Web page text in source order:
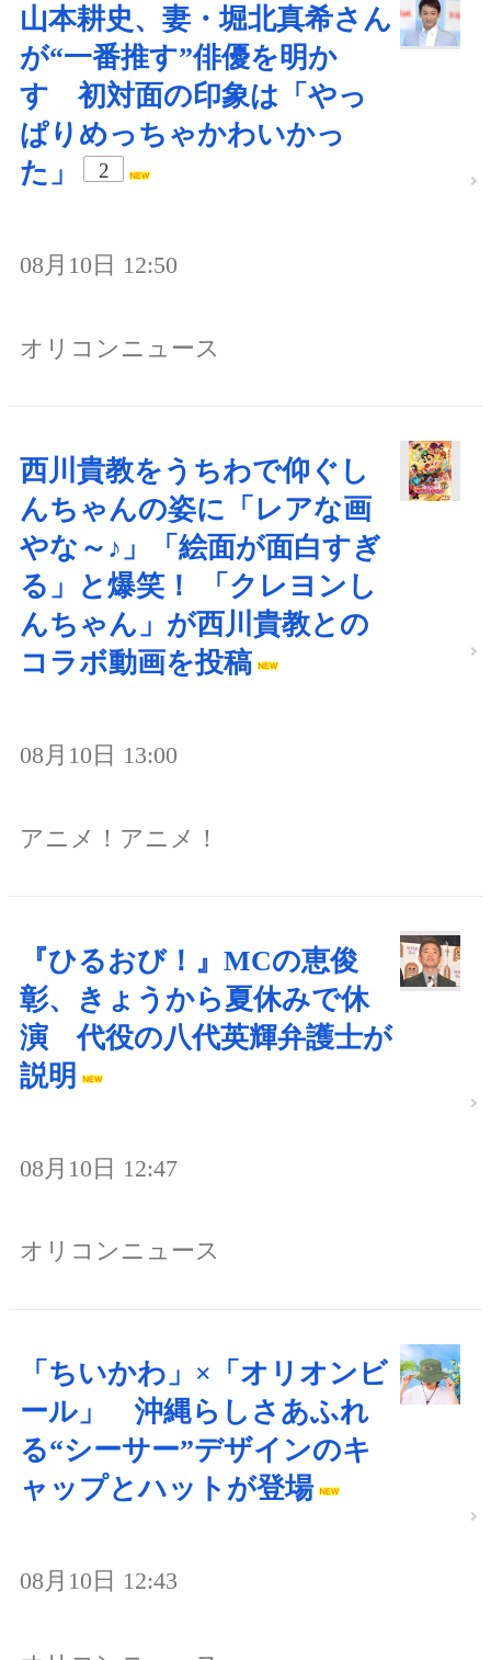
山本耕史、妻・堀北真希さん
が“一番推す”俳優を明か
す 初対面の印象は「やっ
ぱりめっちゃかわいかっ
た」
2
08月10日 12:50
オリコンニュース
西川貴教をうちわで仰ぐし
んちゃんの姿に「レアな画
やな～♪」「絵面が面白すぎ
る」と爆笑！ 「クレヨンし
んちゃん」が西川貴教との
コラボ動画を投稿
08月10日 13:00
アニメ！アニメ！
『ひるおび！』MCの恵俊
彰、きょうから夏休みで休
演 代役の八代英輝弁護士が
説明
08月10日 12:47
オリコンニュース
「ちいかわ」×「オリオンビ
ール」 沖縄らしさあふれ
る“シーサー”デザインのキ
ャップとハットが登場
08月10日 12:43